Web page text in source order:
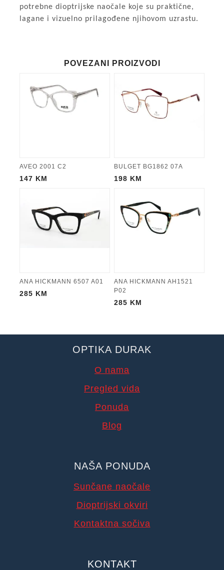
potrebne dioptrijske naočale koje su praktične,
lagane i vizuelno prilagođene njihovom uzrastu.
POVEZANI PROIZVODI
AVEO 2001 C2
147 KM
BULGET BG1862 07A
198 KM
ANA HICKMANN 6507 A01
285 KM
ANA HICKMANN AH1521
P02
285 KM
OPTIKA DURAK
O nama
Pregled vida
Ponuda
Blog
NAŠA PONUDA
Sunčane naočale
Dioptrijski okviri
Kontaktna sočiva
KONTAKT